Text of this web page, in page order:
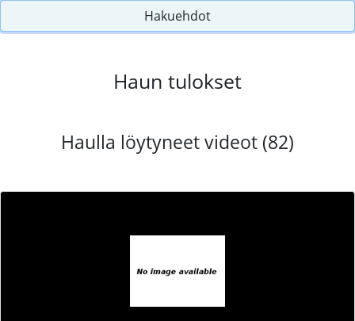
Hakuehdot
Haun tulokset
Haulla löytyneet videot (82)